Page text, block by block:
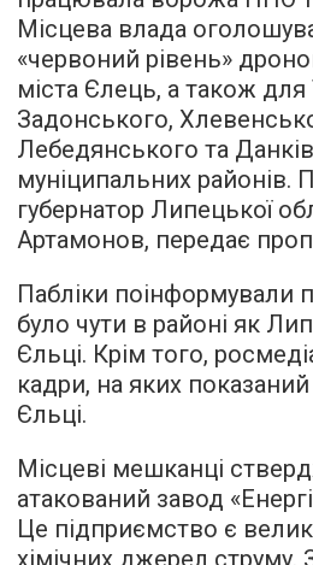
Місцева влада
«червоний рівень»
міста Єлець, а також для
Задонського,
Лебедянського та
муніципальних районів.
губернатор Липецької
Артамонов, передає
Пабліки поінформували
було чути в районі як
Єльці. Крім того,
кадри, на яких показаний
Єльці.
Місцеві мешканці
атакований завод
Це підприємство є
хімічних джерел струму.